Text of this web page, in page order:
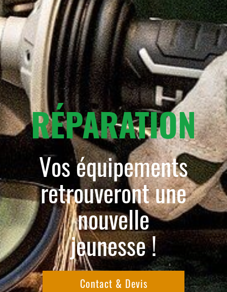
RÉPARATION
Vos équipements
retrouveront une
nouvelle
jeunesse !
Contact & Devis